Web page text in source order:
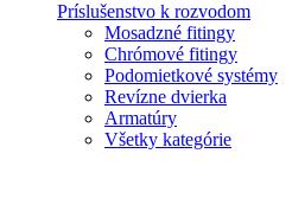
Príslušenstvo k rozvodom
Mosadzné fitingy
Chrómové fitingy
Podomietkové systémy
Revízne dvierka
Armatúry
Všetky kategórie